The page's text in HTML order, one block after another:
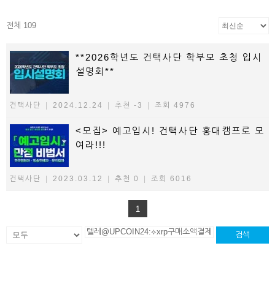
전체 109
**2026학년도 건택사단 학부모 초청 입시
설명회**
건택사단 2024.12.24 추천 -3 조회 4976
<모집> 예고입시! 건택사단 홍대캠프로 모
여라!!!
건택사단 2023.03.12 추천 0 조회 6016
1
검색